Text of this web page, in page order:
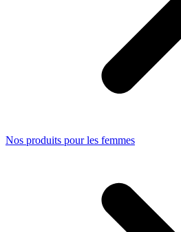
Nos produits pour les femmes